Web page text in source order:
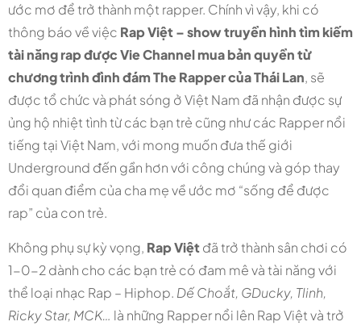
ước mơ để trở thành một rapper. Chính vì vậy, khi có
thông báo về việc Rap Việt – show truyền hình tìm kiếm
tài năng rap được Vie Channel mua bản quyền từ
chương trình đình đám The Rapper của Thái Lan, sẽ
được tổ chức và phát sóng ở Việt Nam đã nhận được sự
ủng hộ nhiệt tình từ các bạn trẻ cũng như các Rapper nổi
tiếng tại Việt Nam, với mong muốn đưa thế giới
Underground đến gần hơn với công chúng và góp thay
đổi quan điểm của cha mẹ về ước mơ “sống để được
rap” của con trẻ.
Không phụ sự kỳ vọng, Rap Việtđãtrở thành sân chơi có
1-0-2 dành cho các bạn trẻ có đam mê và tài năng với
thể loại nhạc Rap – Hiphop. Dế Choắt, GDucky, Tlinh,
Ricky Star, MCK… là những Rapper nổi lên Rap Việt và trở